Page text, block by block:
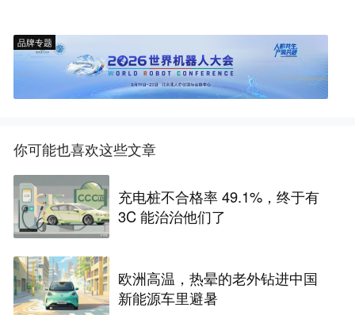
品牌专题
你可能也喜欢这些文章
充电桩不合格率 49.1%，终于有
3C 能治治他们了
欧洲高温，热晕的老外钻进中国
新能源车里避暑